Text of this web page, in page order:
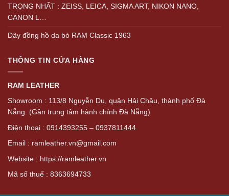
TRỌNG NHẤT : ZEISS, LEICA, SIGMA ART, NIKON NANO,
CANON L…
Dây đồng hồ da bò RAM Classic 1963
THÔNG TIN CỬA HÀNG
RAM LEATHER
Showroom : 113/8 Nguyễn Du, quận Hải Châu, thành phố Đà
Nẵng. (Gần trung tâm hành chính Đà Nẵng)
Điện thoại : 0914393255 – 0937811444
Email : ramleather.vn@gmail.com
Website : https://ramleather.vn
Mã số thuế : 8363694733